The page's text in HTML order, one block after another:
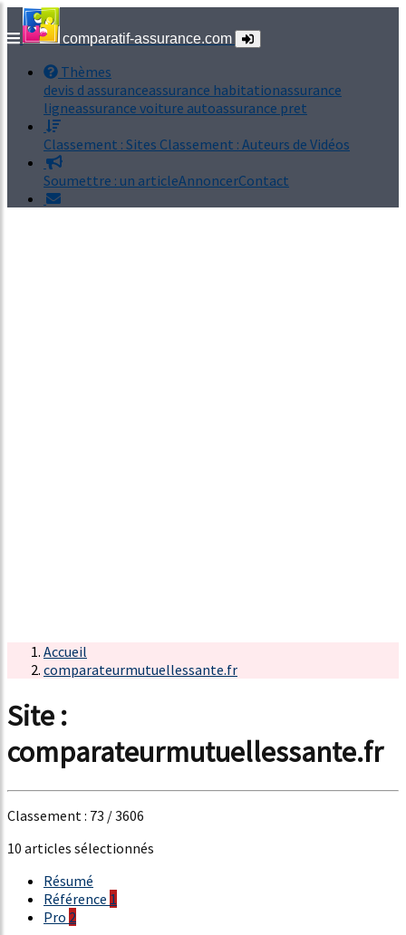
comparatif-assurance.com
Thèmes
devis d assuranceassurance habitationassurance
ligneassurance voiture autoassurance pret
Classement : Sites Classement : Auteurs de Vidéos
Soumettre : un articleAnnoncerContact
Accueil
comparateurmutuellessante.fr
Site :
comparateurmutuellessante.fr
Classement : 73 / 3606
10 articles sélectionnés
Résumé
Référence 1
Pro 2